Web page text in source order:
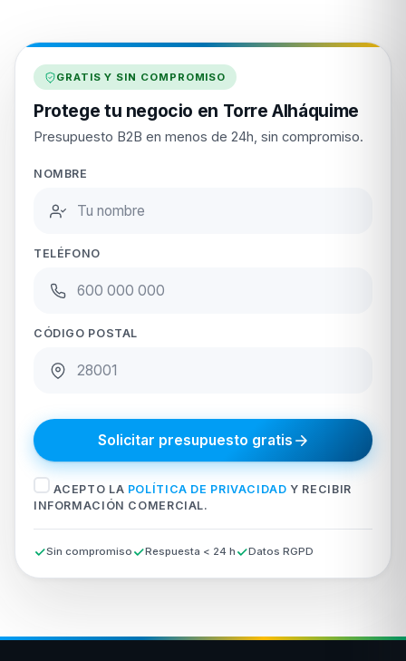
GRATIS Y SIN COMPROMISO
Protege tu negocio en Torre Alháquime
Presupuesto B2B en menos de 24h, sin compromiso.
NOMBRE
TELÉFONO
CÓDIGO POSTAL
Solicitar presupuesto gratis
ACEPTO LA POLÍTICA DE PRIVACIDAD Y RECIBIR
INFORMACIÓN COMERCIAL.
Sin compromiso Respuesta < 24 h Datos RGPD